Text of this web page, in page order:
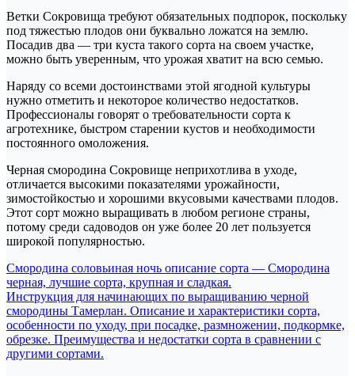
Ветки Сокровища требуют обязательных подпорок, поскольку
под тяжестью плодов они буквально ложатся на землю.
Посадив два — три куста такого сорта на своем участке,
можно быть уверенным, что урожая хватит на всю семью.
Наряду со всеми достоинствами этой ягодной культуры
нужно отметить и некоторое количество недостатков.
Профессионалы говорят о требовательности сорта к
агротехнике, быстром старении кустов и необходимости
постоянного омоложения.
Черная смородина Сокровище неприхотлива в уходе,
отличается высокими показателями урожайности,
зимостойкостью и хорошими вкусовыми качествами плодов.
Этот сорт можно выращивать в любом регионе страны,
потому среди садоводов он уже более 20 лет пользуется
широкой популярностью.
Навигация
по
записям
Смородина соловьиная ночь описание сорта — Смородина
черная, лучшие сорта, крупная и сладкая.
Инструкция для начинающих по выращиванию черной
смородины Тамерлан. Описание и характеристики сорта,
особенности по уходу, при посадке, размножении, подкормке,
обрезке. Преимущества и недостатки сорта в сравнении с
другими сортами.